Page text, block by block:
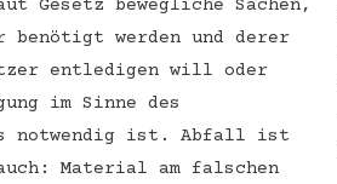
Gesetz bewegliche Sachen,
benötigt werden und derer
entledigen will oder
im Sinne des
notwendig ist. Abfall ist
Material am falschen